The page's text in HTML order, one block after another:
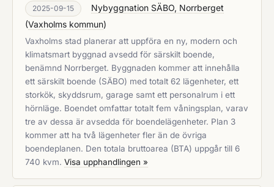
2025-09-15
Nybyggnation SÄBO, Norrberget
(Vaxholms kommun)
Vaxholms stad planerar att uppföra en ny, modern och
klimatsmart byggnad avsedd för särskilt boende,
benämnd Norrberget. Byggnaden kommer att innehålla
ett särskilt boende (SÄBO) med totalt 62 lägenheter, ett
storkök, skyddsrum, garage samt ett personalrum i ett
hörnläge. Boendet omfattar totalt fem våningsplan, varav
tre av dessa är avsedda för boendelägenheter. Plan 3
kommer att ha två lägenheter fler än de övriga
boendeplanen. Den totala bruttoarea (BTA) uppgår till 6
740 kvm. Visa upphandlingen »